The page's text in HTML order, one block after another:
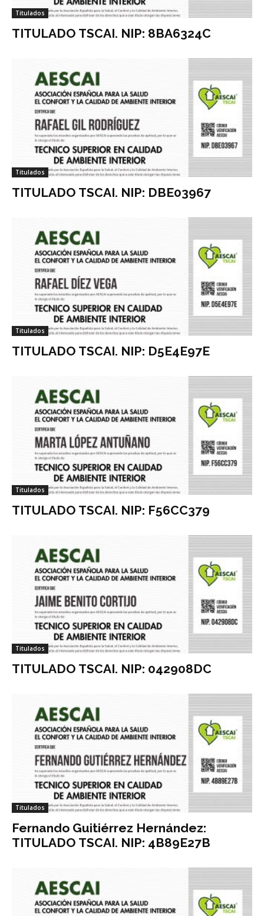
Titulados
TITULADO TSCAI. NIP: 8BA6324C
Titulados
TITULADO TSCAI. NIP: DBE03967
Titulados
TITULADO TSCAI. NIP: D5E4E97E
Titulados
TITULADO TSCAI. NIP: F56CC379
Titulados
TITULADO TSCAI. NIP: 042908DC
Titulados
Fernando Guitiérrez Hernández:
TITULADO TSCAI. NIP: 4B89E27B